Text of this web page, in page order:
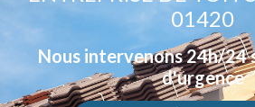
01420
Nous intervenons 24h/24
d'urgence